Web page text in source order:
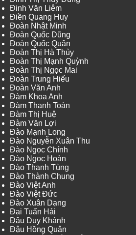
Đinh Văn Liêm
Điền Quang Huy
Đoàn Nhật Minh
Đoàn Quốc Dũng
Đoàn Quốc Quân
Đoàn Thị Hà Thủy
Đoàn Thị Mạnh Quỳnh
Đoàn Thị Ngọc Mai
Đoàn Trung Hiếu
Đoàn Văn Anh
Đàm Khoa Anh
Đàm Thanh Toàn
Đàm Thị Huệ
Đàm Văn Lợi
Đào Mạnh Long
Đào Nguyễn Xuân Thu
Đào Ngọc Chính
Đào Ngọc Hoàn
Đào Thanh Tùng
Đào Thành Chung
Đào Việt Anh
Đào Việt Đức
Đào Xuân Dạng
Đại Tuấn Hải
Đậu Duy Khánh
Đậu Hồng Quân